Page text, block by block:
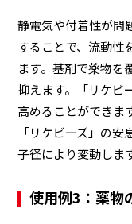
静電気や付着性が問
することで、流動性
ます。基剤で薬物を
抑えます。「リケビ
高めることができま
「リケビーズ」の
子径により変動しま
使用例3：薬物